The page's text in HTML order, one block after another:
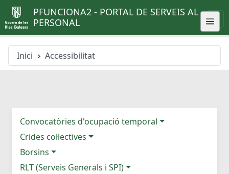
PFUNCIONA2 - PORTAL DE SERVEIS AL
PERSONAL
Inici Accessibilitat
Convocatòries d'ocupació temporal
Crides col·lectives
Borsins
RLT (Serveis Generals i SPI)